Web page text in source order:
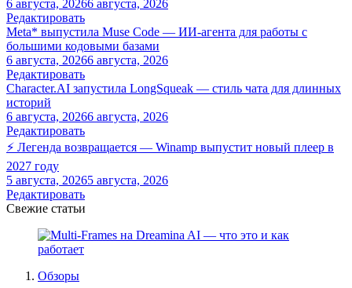
6 августа, 20266 августа, 2026
Редактировать
Meta* выпустила Muse Code — ИИ-агента для работы с
большими кодовыми базами
6 августа, 20266 августа, 2026
Редактировать
Character.AI запустила LongSqueak — стиль чата для длинных
историй
6 августа, 20266 августа, 2026
Редактировать
⚡ Легенда возвращается — Winamp выпустит новый плеер в
2027 году
5 августа, 20265 августа, 2026
Редактировать
Свежие статьи
Обзоры